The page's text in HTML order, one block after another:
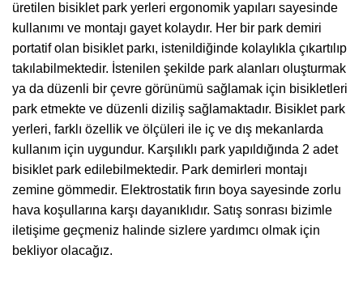
üretilen bisiklet park yerleri ergonomik yapıları sayesinde
kullanımı ve montajı gayet kolaydır. Her bir park demiri
portatif olan bisiklet parkı, istenildiğinde kolaylıkla çıkartılıp
takılabilmektedir. İstenilen şekilde park alanları oluşturmak
ya da düzenli bir çevre görünümü sağlamak için bisikletleri
park etmekte ve düzenli diziliş sağlamaktadır. Bisiklet park
yerleri, farklı özellik ve ölçüleri ile iç ve dış mekanlarda
kullanım için uygundur. Karşılıklı park yapıldığında 2 adet
bisiklet park edilebilmektedir. Park demirleri montajı
zemine gömmedir. Elektrostatik fırın boya sayesinde zorlu
hava koşullarına karşı dayanıklıdır. Satış sonrası bizimle
iletişime geçmeniz halinde sizlere yardımcı olmak için
bekliyor olacağız.